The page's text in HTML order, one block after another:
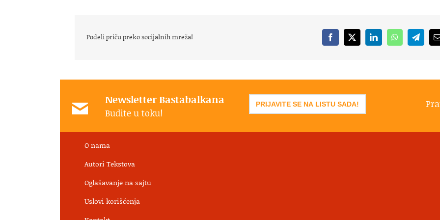
Podeli priču preko socijalnih mreža! Facebook
X LinkedInWhatsApp
Newsletter Bastabalkana
Budite u toku!
PRIJAVITE SE NA LISTU SADA!
O nama
Autori Tekstova
Oglašavanje na sajtu
Uslovi korišćenja